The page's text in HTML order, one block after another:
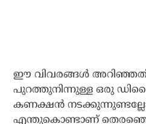
ഈ വിവരങ്ങള്‍
പുറത്തുനിന്നുള്ള ഒരു
കണക്ഷന്‍
എന്തുകൊണ്ടാണ്